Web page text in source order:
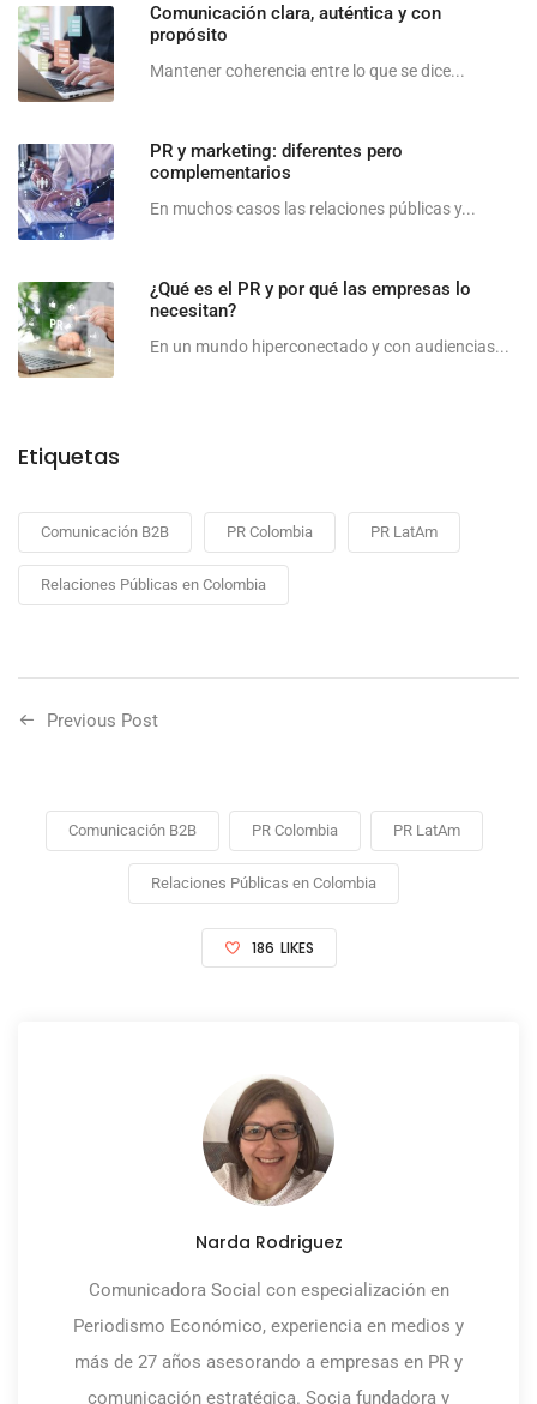
Comunicación clara, auténtica y con
propósito
Mantener coherencia entre lo que se dice...
PR y marketing: diferentes pero
complementarios
En muchos casos las relaciones públicas y...
¿Qué es el PR y por qué las empresas lo
necesitan?
En un mundo hiperconectado y con audiencias...
Etiquetas
Comunicación B2B PR Colombia PR LatAm
Relaciones Públicas en Colombia
Previous Post
Comunicación B2B PR Colombia PR LatAm
Relaciones Públicas en Colombia
186 LIKES
Narda Rodriguez
Comunicadora Social con especialización en
Periodismo Económico, experiencia en medios y
más de 27 años asesorando a empresas en PR y
comunicación estratégica. Socia fundadora y